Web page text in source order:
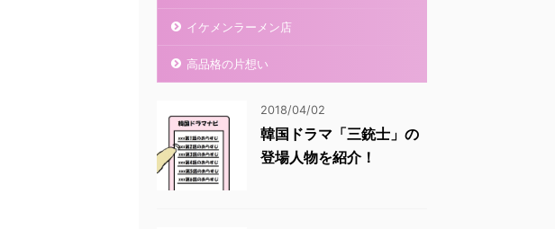
イケメンラーメン店
高品格の片想い
2018/04/02
韓国ドラマ「三銃士」の
登場人物を紹介！